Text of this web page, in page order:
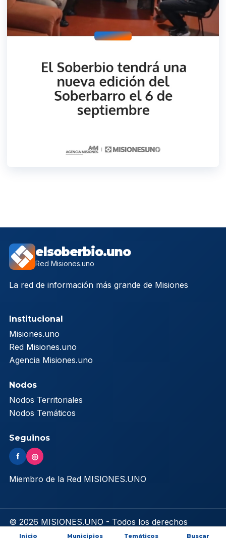
elsoberbio.uno
Red Misiones.uno
La red de información más grande de Misiones
Institucional
Misiones.uno
Red Misiones.uno
Agencia Misiones.uno
Nodos
Nodos Territoriales
Nodos Temáticos
Seguinos
f ◎
Miembro de la Red MISIONES.UNO
© 2026 MISIONES.UNO - Todos los derechos
reservados
Inicio Municipios Temáticos Buscar